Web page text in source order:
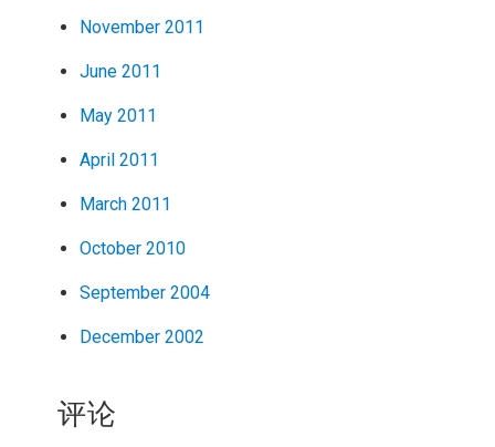
November 2011
June 2011
May 2011
April 2011
March 2011
October 2010
September 2004
December 2002
评论